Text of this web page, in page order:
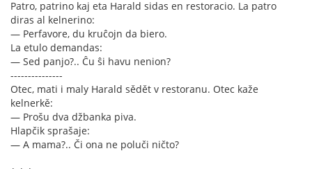
Patro, patrino kaj eta Harald sidas en restoracio. La patro
diras al kelnerino:
— Perfavore, du kruĉojn da biero.
La etulo demandas:
— Sed panjo?.. Ĉu ŝi havu nenion?
---------------
Otec, mati i maly Harald sědět v restoranu. Otec kaže
kelnerkě:
— Prošu dva džbanka piva.
Hlapčik sprašaje:
— A mama?.. Či ona ne poluči ničto?